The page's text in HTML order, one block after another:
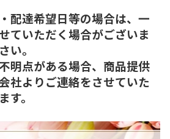
配達希望日等の場合は、一
ていただく場合がございま
い。
明点がある場合、商品提供
社よりご連絡をさせていた
す。